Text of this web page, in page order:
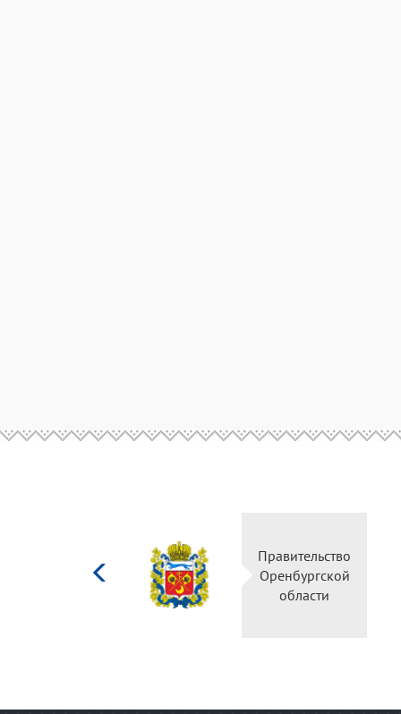
Правительство
Оренбургской
области